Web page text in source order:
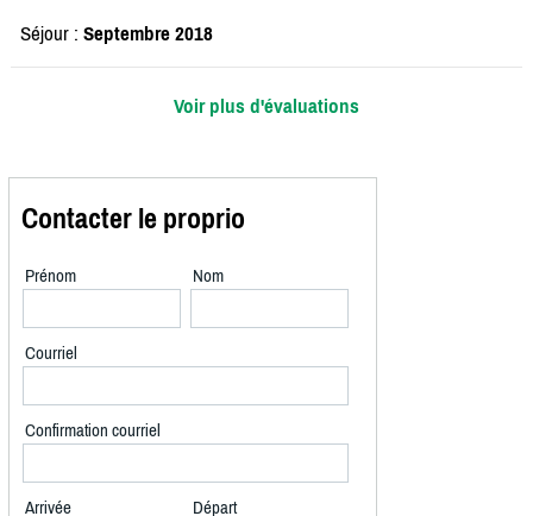
Séjour : Septembre 2018
Voir plus d'évaluations
Contacter le proprio
Prénom Nom
Courriel
Confirmation courriel
Arrivée Départ